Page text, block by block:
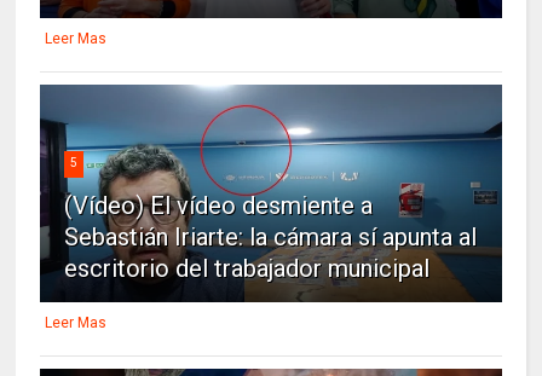
Leer Mas
5
(Vídeo) El vídeo desmiente a
Sebastián Iriarte: la cámara sí apunta al
escritorio del trabajador municipal
Leer Mas